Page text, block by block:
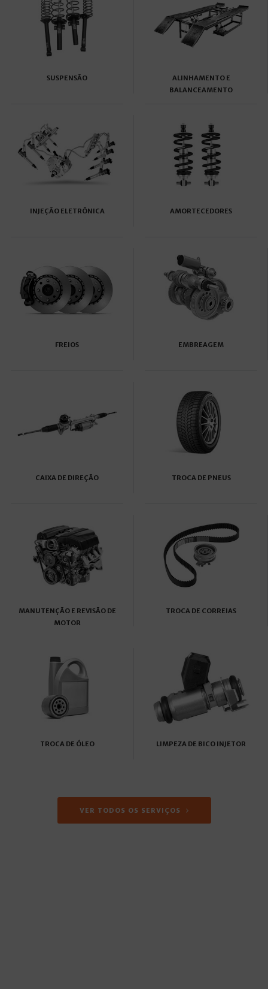
SUSPENSÃO
ALINHAMENTO E
BALANCEAMENTO
INJEÇÃO ELETRÔNICA AMORTECEDORES
FREIOS EMBREAGEM
CAIXA DE DIREÇÃO TROCA DE PNEUS
MANUTENÇÃO E REVISÃO DE
MOTOR
TROCA DE CORREIAS
TROCA DE ÓLEO LIMPEZA DE BICO INJETOR
VER TODOS OS SERVIÇOS